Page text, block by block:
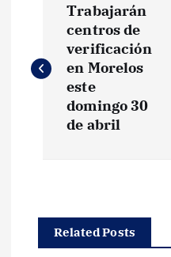
v
c
Trabajarán
centros de
verificación
en Morelos
este
domingo 30
de abril
Related Posts